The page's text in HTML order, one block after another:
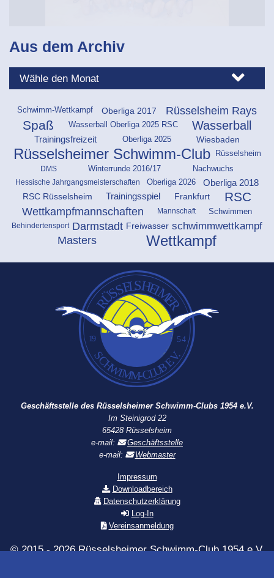
Aus dem Archiv
Schwimm-Wettkampf Oberliga 2017 Rüsselsheim Rays
Spaß Wasserball Oberliga 2025 RSC Wasserball
Trainingsfreizeit Oberliga 2025 Wiesbaden
Rüsselsheimer Schwimm-Club Rüsselsheim
DMS Winterrunde 2016/17
Nachwuchs
Hessische Jahrgangsmeisterschaften
Oberliga 2026
Oberliga 2018
RSC Rüsselsheim
Trainingsspiel Frankfurt RSC
Wettkampfmannschaften Mannschaft Schwimmen
Behindertensport Darmstadt Freiwasser schwimmwettkampf
Masters Wettkampf
Impressum
Downloadbereich
Datenschutzerklärung
Log-In
Vereinsanmeldung
Geschäftsstelle des Rüsselsheimer Schwimm-Clubs 1954 e.V.
Im Steinigrod 22
65428 Rüsselsheim
e-mail:
Geschäftsstelle
e-mail:
Webmaster
© 2015 - 2026 Rüsselsheimer Schwimm-Club 1954 e.V.